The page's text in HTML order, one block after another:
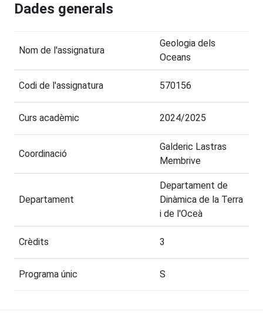
Dades generals
Nom de l'assignatura
Geologia dels
Oceans
Codi de l'assignatura 570156
Curs acadèmic 2024/2025
Coordinació
Galderic Lastras
Membrive
Departament
Departament de
Dinàmica de la Terra
i de l'Oceà
Crèdits 3
Programa únic S